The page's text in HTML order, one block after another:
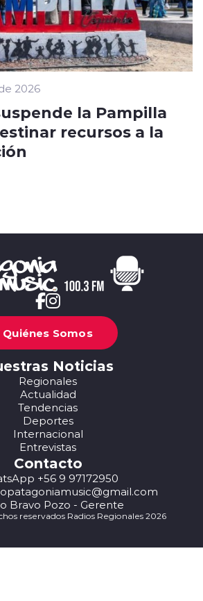
2026
la Pampilla
recursos a la
Quiénes Somos
Noticias
Regionales
Actualidad
Tendencias
Deportes
Internacional
Entrevistas
Contacto
+56 9 97172950
Bravo Pozo - Gerente
reservados Radios Regionales 2026